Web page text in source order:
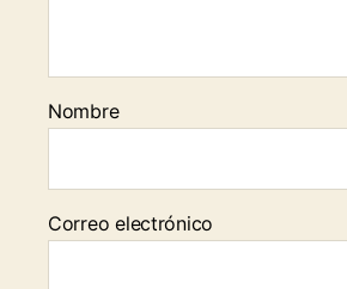
Nombre
Correo electrónico